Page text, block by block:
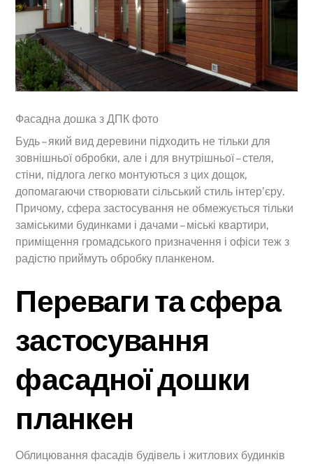
Фасадна дошка з ДПК фото
Будь – який вид деревини підходить не тільки для
зовнішньої обробки, але і для внутрішньої – стеля,
стіни, підлога легко монтуються з цих дощок,
допомагаючи створювати сільський стиль інтер’єру.
Причому, сфера застосування не обмежується тільки
заміськими будинками і дачами – міські квартири,
приміщення громадського призначення і офіси теж з
радістю приймуть обробку планкеном.
Переваги та сфера
застосування
фасадної дошки
планкен
Облицювання фасадів будівель і житлових будинків